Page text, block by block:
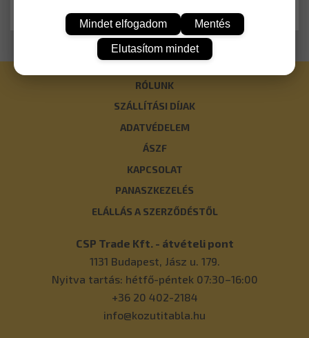
RÓLUNK
SZÁLLÍTÁSI DÍJAK
ADATVÉDELEM
ÁSZF
KAPCSOLAT
PANASZKEZELÉS
ELÁLLÁS A SZERZŐDÉSTŐL
CSP Trade Kft. - átvételi pont
1131 Budapest, Jász u. 179.
Nyitva tartás: hétfő-péntek 07:30–16:00
+36 20 402-2184
info@kozutitabla.hu
Mindet elfogadom Mentés
Elutasítom mindet